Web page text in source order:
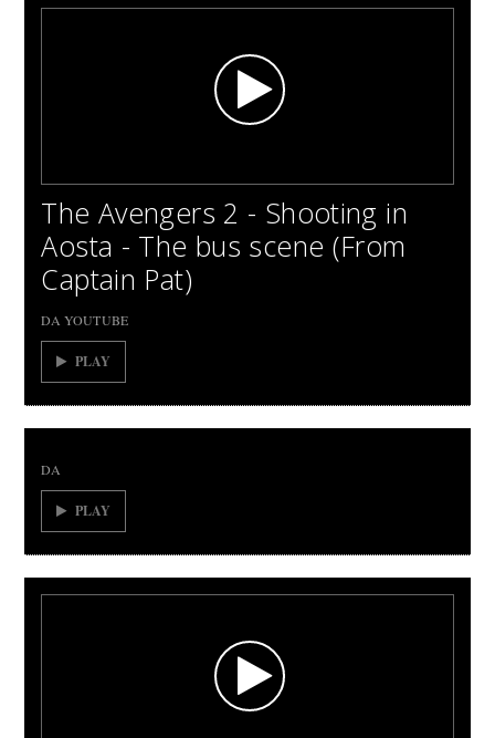
The Avengers 2 - Shooting in
Aosta - The bus scene (From
Captain Pat)
DA YOUTUBE
PLAY
DA
PLAY